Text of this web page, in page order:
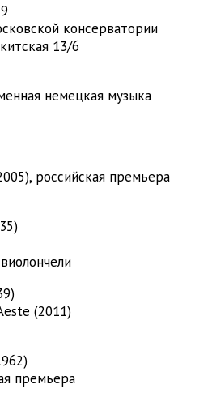
консерватории
13/6
немецкая музыка
российская премьера
(2011)
премьера